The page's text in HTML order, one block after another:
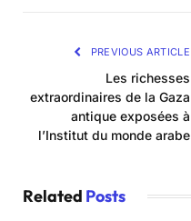
PREVIOUS ARTICLE
Les richesses
extraordinaires de la Gaza
antique exposées à
l’Institut du monde arabe
Related Posts